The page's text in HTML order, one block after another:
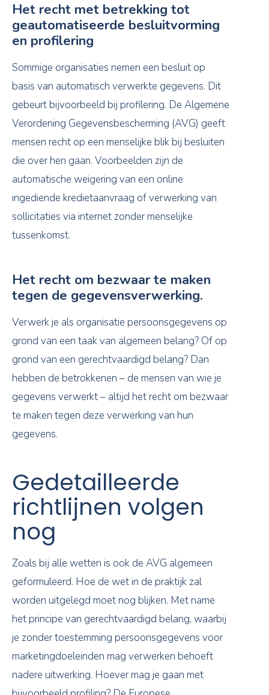
Het recht met betrekking tot
geautomatiseerde besluitvorming
en profilering
Sommige organisaties nemen een besluit op
basis van automatisch verwerkte gegevens. Dit
gebeurt bijvoorbeeld bij profilering. De Algemene
Verordening Gegevensbescherming (AVG) geeft
mensen recht op een menselijke blik bij besluiten
die over hen gaan. Voorbeelden zijn de
automatische weigering van een online
ingediende kredietaanvraag of verwerking van
sollicitaties via internet zonder menselijke
tussenkomst.
Het recht om bezwaar te maken
tegen de gegevensverwerking.
Verwerk je als organisatie persoonsgegevens op
grond van een taak van algemeen belang? Of op
grond van een gerechtvaardigd belang? Dan
hebben de betrokkenen – de mensen van wie je
gegevens verwerkt – altijd het recht om bezwaar
te maken tegen deze verwerking van hun
gegevens.
Gedetailleerde
richtlijnen volgen
nog
Zoals bij alle wetten is ook de AVG algemeen
geformuleerd. Hoe de wet in de praktijk zal
worden uitgelegd moet nog blijken. Met name
het principe van gerechtvaardigd belang, waarbij
je zonder toestemming persoonsgegevens voor
marketingdoeleinden mag verwerken behoeft
nadere uitwerking. Hoever mag je gaan met